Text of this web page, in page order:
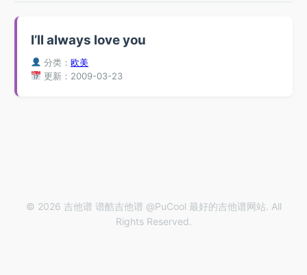
I’ll always love you
分类：欧美
更新：2009-03-23
© 2026 吉他谱 谱酷吉他谱 @PuCool 最好的吉他谱网站. All
Rights Reserved.